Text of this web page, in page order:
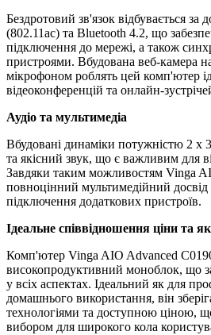
Бездротовий зв'язок відбувається
(802.11ac) та Bluetooth 4.2, що
підключення до мережі, а також
пристроями. Вбудована веб-камера
мікрофоном роблять цей комп'ютер
відеоконференцій та онлайн-
Аудіо та мультимедіа
Вбудовані динаміки потужністю 2 x
та якісний звук, що є важливим для
Завдяки таким можливостям Vinga
повноцінний мультимедійний досвід
підключення додаткових пристроїв.
Ідеальне співвідношення ціни та
Комп'ютер Vinga AIO Advanced
високопродуктивний моноблок, що
у всіх аспектах. Ідеальний як для
домашнього використання, він
технологіями та доступною ціною,
вибором для широкого кола